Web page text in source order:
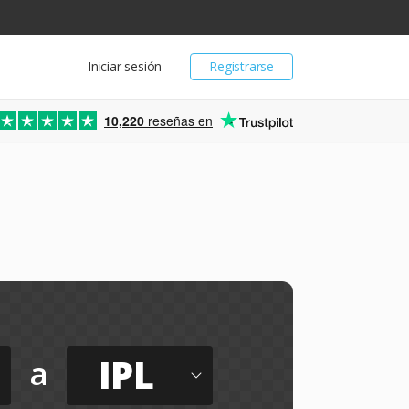
Registrarse
Iniciar sesión
10,220 reseñas en
a IPL